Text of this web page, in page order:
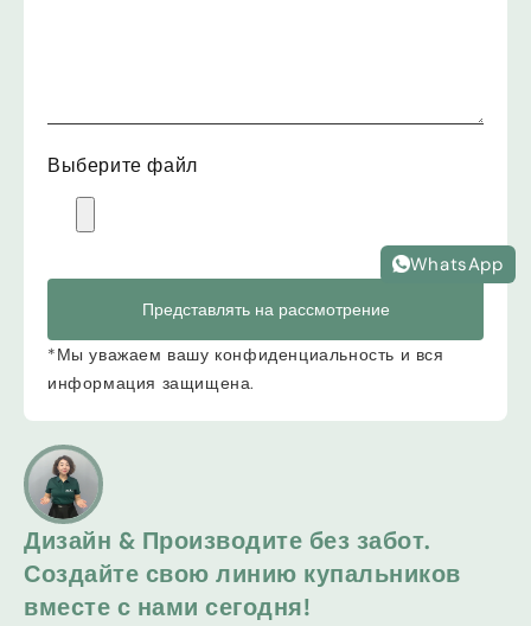
Дизайн & Производите без забот.
Создайте свою линию купальников
вместе с нами сегодня!
Выберите файл
Представлять на рассмотрение
*Мы уважаем вашу конфиденциальность и вся
информация защищена.
WhatsApp